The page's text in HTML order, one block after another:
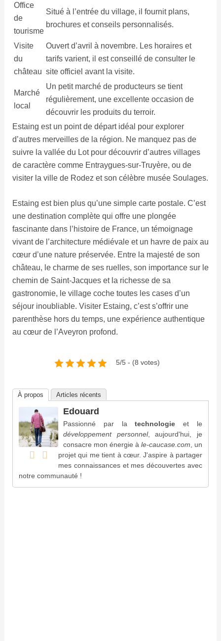
Office
de
tourisme
Situé à l’entrée du village, il fournit plans,
brochures et conseils personnalisés.
Visite
du
château
Ouvert d’avril à novembre. Les horaires et
tarifs varient, il est conseillé de consulter le
site officiel avant la visite.
Marché
local
Un petit marché de producteurs se tient
régulièrement, une excellente occasion de
découvrir les produits du terroir.
Estaing est un point de départ idéal pour explorer
d’autres merveilles de la région. Ne manquez pas de
suivre la vallée du Lot pour découvrir d’autres villages
de caractère comme Entraygues-sur-Truyère, ou de
visiter la ville de Rodez et son célèbre musée Soulages.
Estaing est bien plus qu’une simple carte postale. C’est
une destination complète qui offre une plongée
fascinante dans l’histoire de France, un témoignage
vivant de l’architecture médiévale et un havre de paix au
cœur d’une nature préservée. Entre la majesté de son
château, le charme de ses ruelles, son importance sur le
chemin de Saint-Jacques et la richesse de sa
gastronomie, le village coche toutes les cases d’un
séjour inoubliable. Visiter Estaing, c’est s’offrir une
parenthèse hors du temps, une expérience authentique
au cœur de l’Aveyron profond.
5/5 - (8 votes)
À propos Articles récents
Edouard
Passionné par latechnologie et le
développement personnel, aujourd'hui, je
consacre mon énergie àle-caucase.com, un
projet qui me tient à cœur. J'aspire à partager
mes connaissances et mes découvertes avec
notre communauté !